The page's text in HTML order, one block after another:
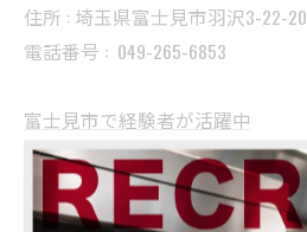
住所 : 埼玉県富士見市羽沢3-22-20
電話番号 : 049-265-6853
富士見市で経験者が活躍中
--